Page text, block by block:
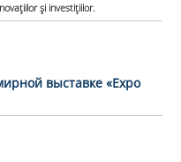
și investițiilor.
выставке «Expo